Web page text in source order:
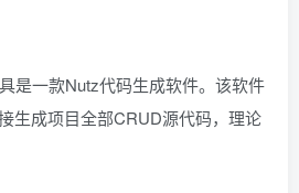
是一款Nutz代码生成软件。该软件
生成项目全部CRUD源代码，理论